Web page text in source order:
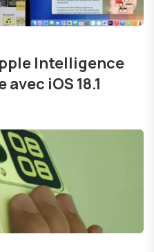
Intelligence
iOS 18.1